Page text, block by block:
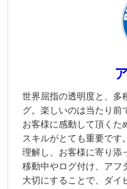
世界屈指の透明度と、多
グ。楽しいのは当たり前
お客様に感動して頂くた
スキルがとても重要です
理解し、お客様に寄り添
移動中やログ付け、アフ
大切にすることで、ダイ